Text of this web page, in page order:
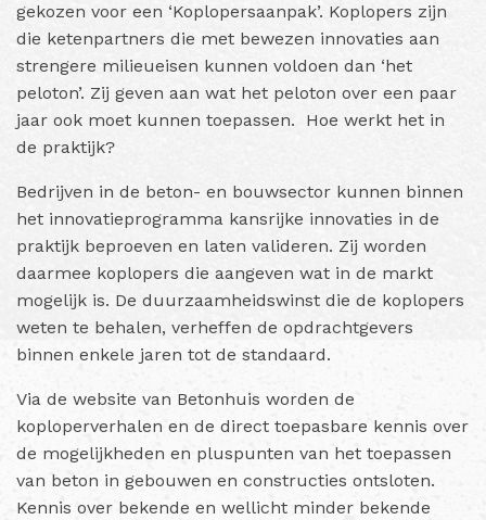
gekozen voor een ‘Koplopersaanpak’. Koplopers zijn
die ketenpartners die met bewezen innovaties aan
strengere milieueisen kunnen voldoen dan ‘het
peloton’. Zij geven aan wat het peloton over een paar
jaar ook moet kunnen toepassen. Hoe werkt het in
de praktijk?
Bedrijven in de beton- en bouwsector kunnen binnen
het innovatieprogramma kansrijke innovaties in de
praktijk beproeven en laten valideren. Zij worden
daarmee koplopers die aangeven wat in de markt
mogelijk is. De duurzaamheidswinst die de koplopers
weten te behalen, verheffen de opdrachtgevers
binnen enkele jaren tot de standaard.
Via de website van Betonhuis worden de
koploperverhalen en de direct toepasbare kennis over
de mogelijkheden en pluspunten van het toepassen
van beton in gebouwen en constructies ontsloten.
Kennis over bekende en wellicht minder bekende